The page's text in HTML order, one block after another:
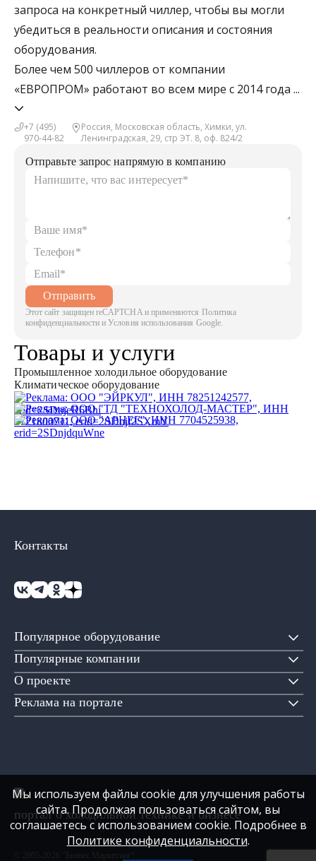
запроса на конкретный чиллер, чтобы вы могли
убедиться в реальности описания и состояния
оборудования.
Более чем 500 чиллеров от компании
«ЕВРОПРОМ» работают во всем мире с 2014 года ...
+7 (495)
970-44-82
Россия, Московская область, Химки, ул.
Ленинградская, 29, стр ЭТ. 8, оф. 824/2
Отправьте запрос напрямую в компанию
Отправить
Этот сайт защищен reCAPTCHA и применяются Политика
конфиденциальности и Условия использования Google.
Товары и услуги
Промышленное холодильное оборудование
Климатическое оборудование
Популярное оборудование
Популярные компании
О проекте
Реклама на портале
Контакты
портал о холодильной технике и бизнесе
Мы используем файлы cookie для улучшения работы
сайта. Продолжая пользоваться сайтом, вы
соглашаетесь с использованием cookie. Подробнее в
Политике конфиденциальности.